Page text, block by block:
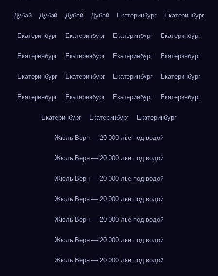
Дубай Дубай Дубай Дубай Екатеринбург Екатеринбург
Екатеринбург Екатеринбург Екатеринбург Екатеринбург
Екатеринбург Екатеринбург Екатеринбург Екатеринбург
Екатеринбург Екатеринбург Екатеринбург Екатеринбург
Екатеринбург Екатеринбург Екатеринбург Екатеринбург
Екатеринбург Екатеринбург Екатеринбург
Жюль Верн — 20 000 лье под водой
Жюль Верн — 20 000 лье под водой
Жюль Верн — 20 000 лье под водой
Жюль Верн — 20 000 лье под водой
Жюль Верн — 20 000 лье под водой
Жюль Верн — 20 000 лье под водой
Жюль Верн — 20 000 лье под водой